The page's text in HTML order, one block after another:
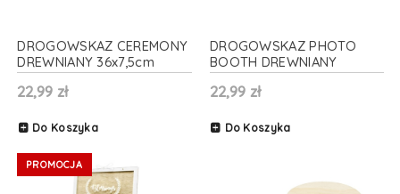
DROGOWSKAZ CEREMONY
DREWNIANY 36x7,5cm
22,99 zł
Do Koszyka
DROGOWSKAZ PHOTO
BOOTH DREWNIANY
36x7,5cm
22,99 zł
Do Koszyka
PROMOCJA